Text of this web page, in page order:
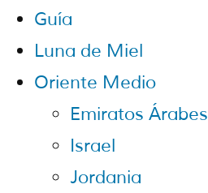
Guía
Luna de Miel
Oriente Medio
Emiratos Árabes
Israel
Jordania